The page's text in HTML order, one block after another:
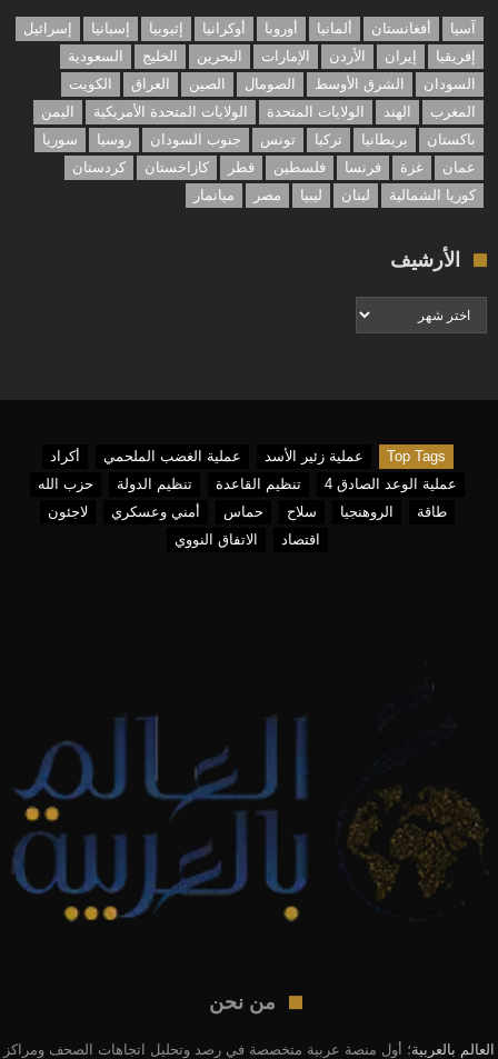
آسيا أفغانستان ألمانيا أوروبا أوكرانيا إثيوبيا إسبانيا
إسرائيل
إفريقيا
إيران الأردن الإمارات البحرين الخليج
السعودية
السودان
الشرق الأوسط الصومال الصين العراق
الكويت
المغرب
الهند الولايات المتحدة الولايات المتحدة الأمريكية
اليمن
باكستان
بريطانيا تركيا تونس جنوب السودان روسيا
سوريا
عمان
غزة فرنسا فلسطين قطر كازاخستان
كردستان
كوريا الشمالية
لبنان ليبيا مصر ميانمار
الأرشيف
الأرشيف
Top Tags عملية زئير الأسد عملية الغضب الملحمي
أكراد
عملية الوعد الصادق 4
تنظيم القاعدة تنظيم الدولة
حزب الله
طاقة
الروهنجيا سلاح حماس أمني وعسكري
لاجئون
اقتصاد
الاتفاق النووي
من نحن
العالم بالعربية؛ أول منصة عربية متخصصة في رصد وتحليل اتجاهات الصحف ومراكز